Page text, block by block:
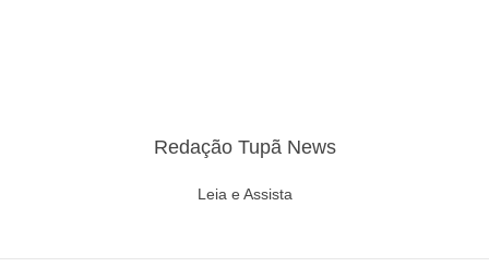
Redação Tupã News
Leia e Assista